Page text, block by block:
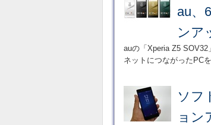
au、
ンア
auの「Xperia Z5
ネットにつながったPC
ソフ
ョン